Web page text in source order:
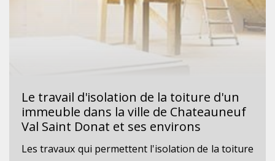
Le travail d'isolation de la toiture d'un
immeuble dans la ville de Chateauneuf
Val Saint Donat et ses environs
Les travaux qui permettent l'isolation de la toiture